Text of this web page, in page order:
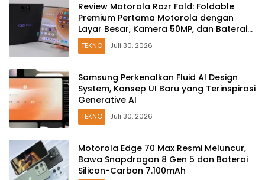
Review Motorola Razr Fold: Foldable
Premium Pertama Motorola dengan
Layar Besar, Kamera 50MP, dan Baterai
6000mAh
TEKNO Juli 30, 2026
Samsung Perkenalkan Fluid AI Design
System, Konsep UI Baru yang Terinspirasi
Generative AI
TEKNO Juli 30, 2026
Motorola Edge 70 Max Resmi Meluncur,
Bawa Snapdragon 8 Gen 5 dan Baterai
Silicon-Carbon 7.100mAh